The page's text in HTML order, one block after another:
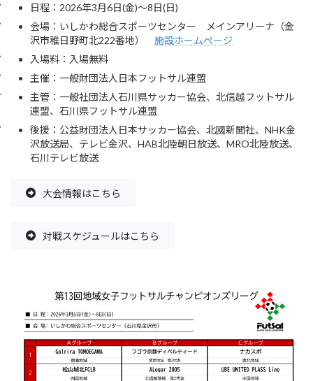
日程：2026年3月6日(金)～8日(日)
会場：いしかわ総合スポーツセンター メインアリーナ（金
沢市稚日野町北222番地） 施設ホームぺージ
入場料：入場無料
主催：一般財団法人日本フットサル連盟
主管：一般社団法人石川県サッカー協会、北信越フットサル
連盟、石川県フットサル連盟
後援：公益財団法人日本サッカー協会、北國新聞社、NHK金
沢放送局、テレビ金沢、HAB北陸朝日放送、MRO北陸放送、
石川テレビ放送
大会情報はこちら
対戦スケジュールはこちら